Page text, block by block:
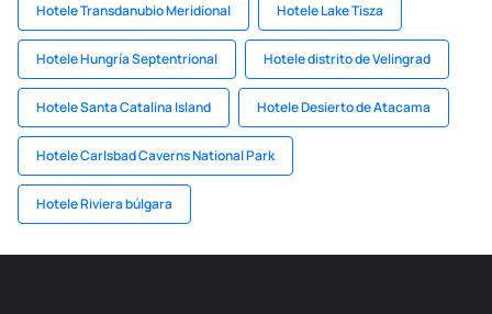
Hotele Transdanubio Meridional Hotele Lake Tisza
Hotele Hungría Septentrional Hotele distrito de Velingrad
Hotele Santa Catalina Island Hotele Desierto de Atacama
Hotele Carlsbad Caverns National Park
Hotele Riviera búlgara